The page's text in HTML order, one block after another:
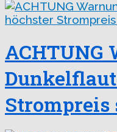
ACHTUNG
Strompreis